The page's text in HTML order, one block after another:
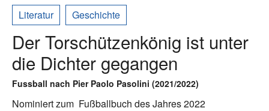
Literatur
Geschichte
Der Torschützenkönig ist unter
die Dichter gegangen
Fussball nach Pier Paolo Pasolini (2021/2022)
Nominiert zum Fußballbuch des Jahres 2022